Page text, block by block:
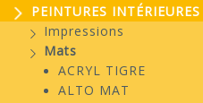
PEINTURES INTÉRIEURES
Impressions
Mats
ACRYL TIGRE
ALTO MAT